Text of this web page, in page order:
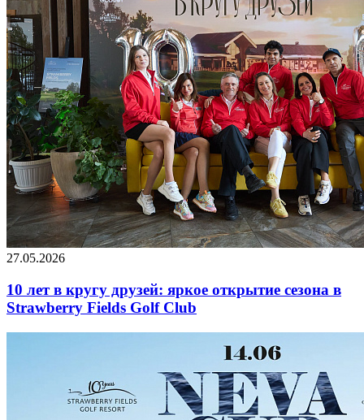
27.05.2026
10 лет в кругу друзей: яркое открытие сезона в
Strawberry Fields Golf Club